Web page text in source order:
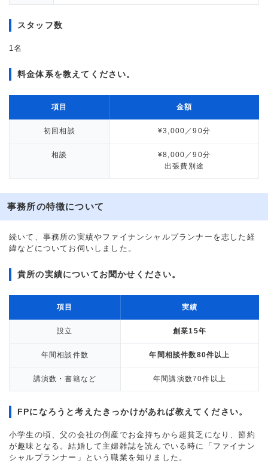
スタッフ数
1名
料金体系を教えてください。
項目 金額
初回相談 ¥3,000／90分
相談
¥8,000／90分
出張費別途
事務所の特徴について
続いて、事務所の実績やファイナンシャルプランナーを志した経
緯などについてお伺いしました。
貴所の実績についてお聞かせください。
項目 実績
設立 創業15年
年間相談件数 年間相談件数80件以上
講演数・書籍など 年間講演数70件以上
FPになろうと考えたきっかけがあれば教えてください。
小学生の頃、父の会社の倒産でお金持ちから超貧乏になり、節約
が趣味となる。結婚して主婦雑誌を読んでいる時に「ファイナン
シャルプランナー」という職業を知りました。